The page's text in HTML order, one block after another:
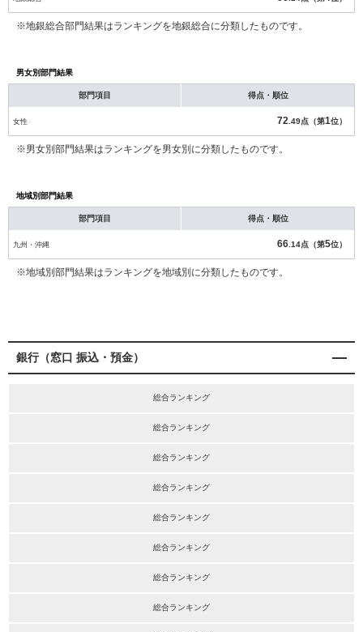
※地銀総合部門結果はランキングを地銀総合に分類したものです。
男女別部門結果
部門項目 得点・順位
女性 72 .49点（第1位）
※男女別部門結果はランキングを男女別に分類したものです。
地域別部門結果
部門項目 得点・順位
九州・沖縄 66 .14点（第5位）
※地域別部門結果はランキングを地域別に分類したものです。
銀行（窓口 振込・預金）
総合ランキング
総合ランキング
総合ランキング
総合ランキング
総合ランキング
総合ランキング
総合ランキング
総合ランキング